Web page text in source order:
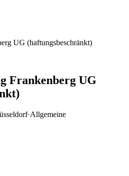
UG (haftungsbeschränkt)
Frankenberg UG
·Allgemeine